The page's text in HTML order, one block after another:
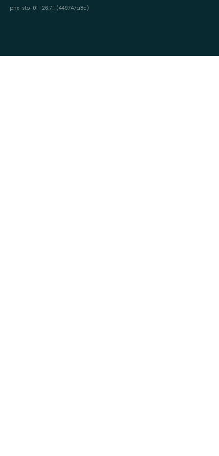
phx-sto-01 · 26.7.1 (449747a8c)